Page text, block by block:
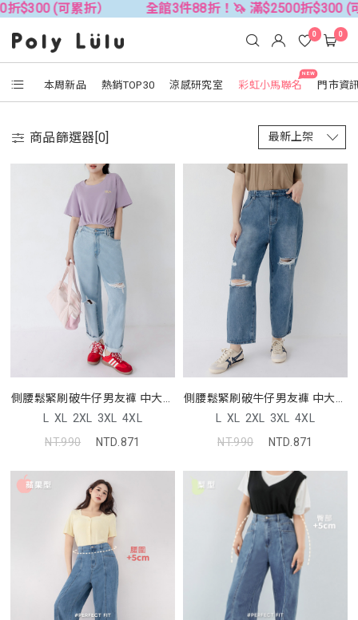
$300 (可累折） 全館3件88折！🦄 滿$2500折$300 (
本周新品 熱銷TOP30 涼感研究室
NEW
彩虹小馬聯名 門市資
0 0
商品篩選器[0]
側腰鬆緊刷破牛仔男友褲 中大尺
碼褲子
L XL 2XL 3XL 4XL
NT.990
NTD.871
側腰鬆緊刷破牛仔男友褲 中大尺
碼褲子
L XL 2XL 3XL 4XL
NT.990
NTD.871